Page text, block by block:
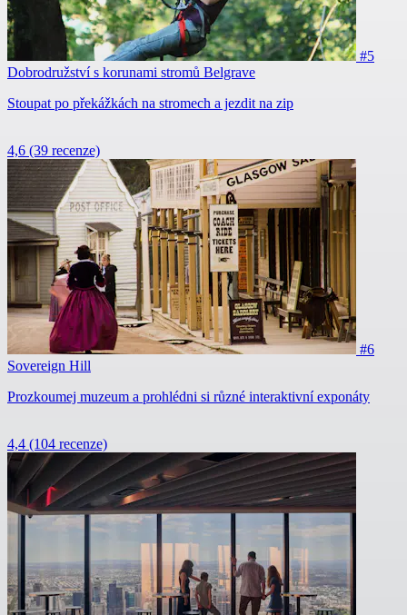
#5
Dobrodružství s korunami stromů Belgrave
Stoupat po překážkách na stromech a jezdit na zip
4,6 (39 recenze)
#6
Sovereign Hill
Prozkoumej muzeum a prohlédni si různé interaktivní exponáty
4,4 (104 recenze)